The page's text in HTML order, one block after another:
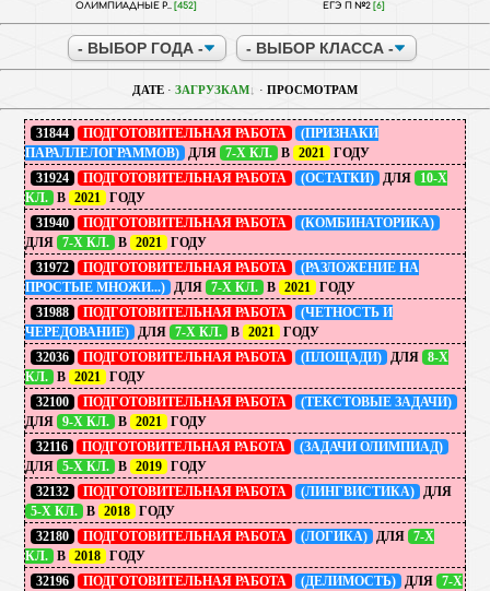
ОЛИМПИАДНЫЕ Р.. [452] ЕГЭ П №2 [6]
ДАТЕ · ЗАГРУЗКАМ · ПРОСМОТРАМ
31844 ПОДГОТОВИТЕЛЬНАЯ РАБОТА
(ПРИЗНАКИ
ПАРАЛЛЕЛОГРАММОВ) ДЛЯ 7-Х КЛ. В 2021 ГОДУ
31924
ПОДГОТОВИТЕЛЬНАЯ РАБОТА (ОСТАТКИ) ДЛЯ 10-Х
КЛ.
В 2021 ГОДУ
31940
ПОДГОТОВИТЕЛЬНАЯ РАБОТА
(КОМБИНАТОРИКА)
ДЛЯ 7-Х КЛ. В 2021 ГОДУ
31972
ПОДГОТОВИТЕЛЬНАЯ РАБОТА
(РАЗЛОЖЕНИЕ НА
ПРОСТЫЕ МНОЖИ...) ДЛЯ 7-Х КЛ. В 2021 ГОДУ
31988
ПОДГОТОВИТЕЛЬНАЯ РАБОТА
(ЧЕТНОСТЬ И
ЧЕРЕДОВАНИЕ) ДЛЯ 7-Х КЛ. В 2021 ГОДУ
32036
ПОДГОТОВИТЕЛЬНАЯ РАБОТА (ПЛОЩАДИ) ДЛЯ 8-Х
КЛ.
В 2021 ГОДУ
32100
ПОДГОТОВИТЕЛЬНАЯ РАБОТА
(ТЕКСТОВЫЕ ЗАДАЧИ)
ДЛЯ 9-Х КЛ. В 2021 ГОДУ
32116
ПОДГОТОВИТЕЛЬНАЯ РАБОТА
(ЗАДАЧИ ОЛИМПИАД)
ДЛЯ 5-Х КЛ. В 2019 ГОДУ
32132
ПОДГОТОВИТЕЛЬНАЯ РАБОТА (ЛИНГВИСТИКА) ДЛЯ
5-Х КЛ.
В 2018 ГОДУ
32180
ПОДГОТОВИТЕЛЬНАЯ РАБОТА (ЛОГИКА) ДЛЯ 7-Х
КЛ.
В 2018 ГОДУ
32196
ПОДГОТОВИТЕЛЬНАЯ РАБОТА (ДЕЛИМОСТЬ) ДЛЯ 7-Х